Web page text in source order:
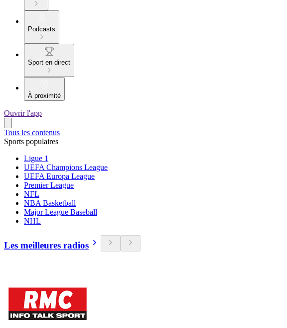
Podcasts
Sport en direct
À proximité
Ouvrir l'app
Tous les contenus
Sports populaires
Ligue 1
UEFA Champions League
UEFA Europa League
Premier League
NFL
NBA Basketball
Major League Baseball
NHL
Les meilleures radios